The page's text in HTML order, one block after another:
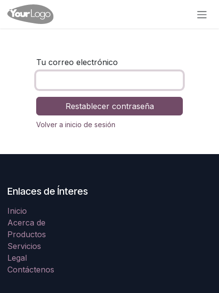
Ir al contenido
Tu correo electrónico
Restablecer contraseña
Volver a inicio de sesión
Enlaces de Ínteres
Inicio
Acerca de
Productos
Servicios
Legal
Contáctenos